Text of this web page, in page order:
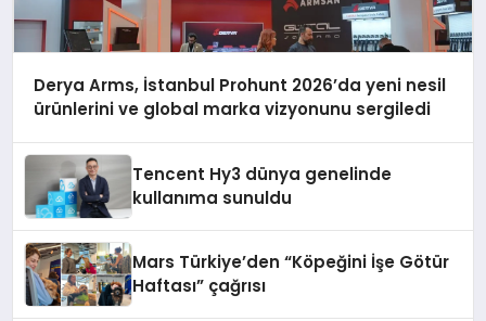
Derya Arms, İstanbul Prohunt 2026’da yeni nesil
ürünlerini ve global marka vizyonunu sergiledi
Tencent Hy3 dünya genelinde
kullanıma sunuldu
Mars Türkiye’den “Köpeğini İşe Götür
Haftası” çağrısı